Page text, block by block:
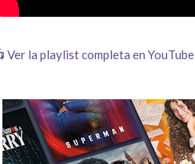
Ver la playlist completa en YouTube